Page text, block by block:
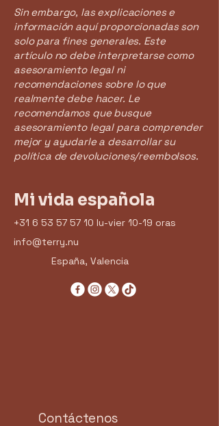
Sin embargo, las explicaciones e
información aquí proporcionadas son
solo para fines generales. Este
artículo no debe interpretarse como
asesoramiento legal ni
recomendaciones sobre lo que
realmente debe hacer. Le
recomendamos que busque
asesoramiento legal para comprender
mejor y ayudarle a desarrollar su
política de devoluciones/reembolsos.
Mi vida española
+31 6 53 57 57 10 lu-vier 10-19 oras
info@terry.nu
España, Valencia
Contáctenos